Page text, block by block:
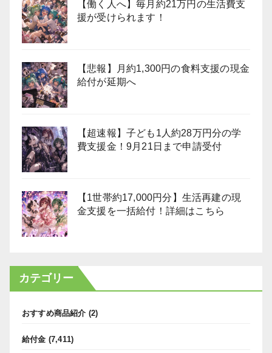
【働く人へ】毎月約21万円の生活費支
援が受けられます！
【悲報】月約1,300円の食料支援の現金
給付が延期へ
【超速報】子ども1人約28万円分の学
費支援金！9月21日まで申請受付
【1世帯約17,000円分】生活再建の現
金支援を一括給付！詳細はこちら
カテゴリー
おすすめ商品紹介 (2)
給付金 (7,411)